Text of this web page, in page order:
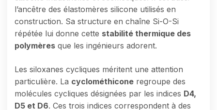
l’ancêtre des élastomères silicone utilisés en
construction. Sa structure en chaîne Si-O-Si
répétée lui donne cette stabilité thermique des
polymères que les ingénieurs adorent.
Les siloxanes cycliques méritent une attention
particulière. La cyclométhicone regroupe des
molécules cycliques désignées par les indices D4,
D5 et D6. Ces trois indices correspondent à des